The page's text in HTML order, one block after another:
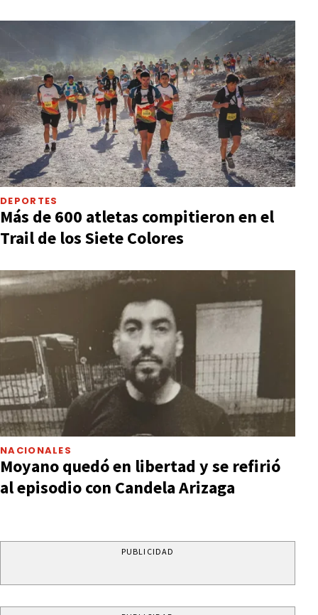
DEPORTES
Más de 600 atletas compitieron en el
Trail de los Siete Colores
NACIONALES
Moyano quedó en libertad y se refirió
al episodio con Candela Arizaga
PUBLICIDAD